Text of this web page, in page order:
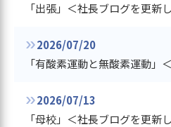
「出張」＜社長ブログを更新
2026/07/20
2026/07/13
「母校」＜社長ブログを更新